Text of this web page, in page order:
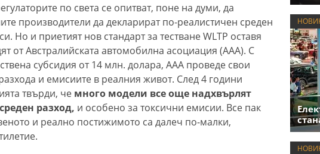
по света се опитват, поне на думи, да
производители да декларират по-реалистичен среден
Но и приетият нов стандарт за тестване WLTP оставя
от Австралийската автомобилна асоциация (AAA). С
субсидия от 14 млн. долара, ААА проведе свои
и емисиите в реалния живот. След 4 години
твърди, че много модели все още надхвърлят
разход, и особено за токсични емисии. Все пак
и реално постижимото са далеч по-малки,